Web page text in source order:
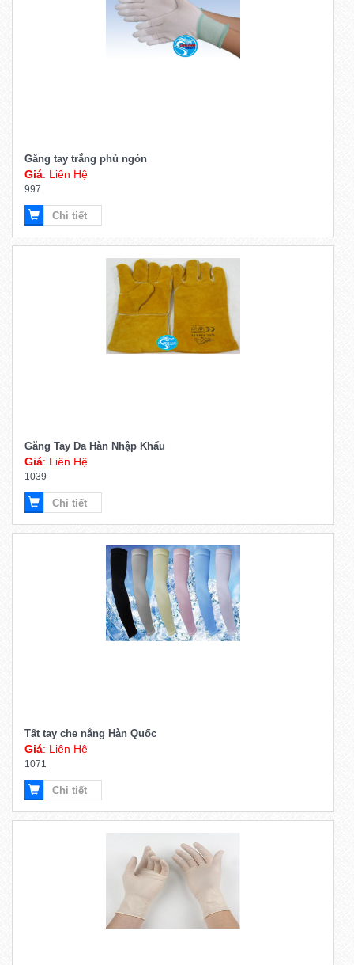
Găng tay trắng phủ ngón
Giá: Liên Hệ
997
Chi tiết
Găng Tay Da Hàn Nhập Khẩu
Giá: Liên Hệ
1039
Chi tiết
Tất tay che nắng Hàn Quốc
Giá: Liên Hệ
1071
Chi tiết